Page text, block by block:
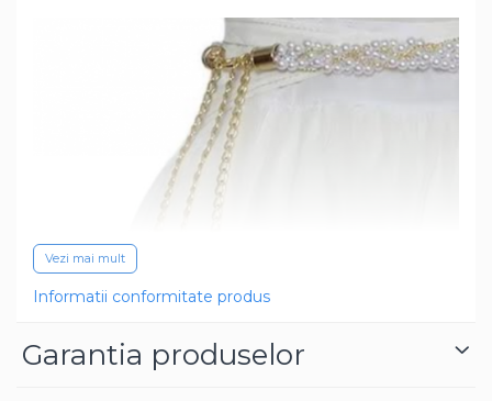
Vezi mai mult
Informatii conformitate produs
Garantia produselor